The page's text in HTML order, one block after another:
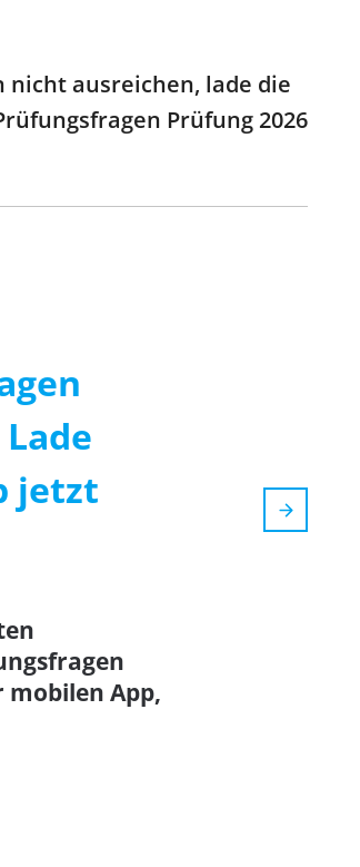
nicht ausreichen, lade die
Prüfung 2026
jetzt
mobilen App,